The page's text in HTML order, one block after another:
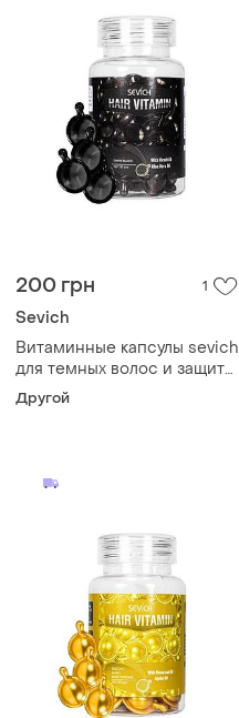
200 грн 1
Sevich
Витаминные капсулы sevich
для темных волос и защиты
от солнца (черные) 30шт.
масло
Другой